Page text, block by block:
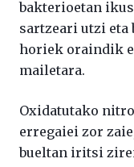
bakterioetan
sartzeari utzi eta
horiek oraindik
mailetara.
Oxidatutako
erregaiei zor
bueltan iritsi